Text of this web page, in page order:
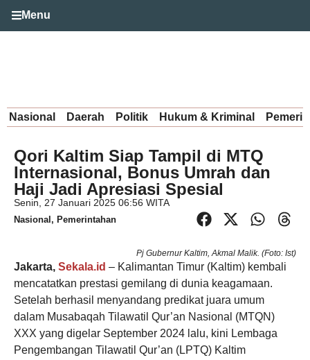
Menu
Nasional Daerah Politik Hukum & Kriminal
Qori Kaltim Siap Tampil di MTQ
Internasional, Bonus Umrah dan
Haji Jadi Apresiasi Spesial
Senin, 27 Januari 2025 06:56 WITA
Nasional, Pemerintahan
Pj Gubernur Kaltim, Akmal Malik. (Foto: Ist)
Jakarta, Sekala.id – Kalimantan Timur (Kaltim) kembali
mencatatkan prestasi gemilang di dunia keagamaan.
Setelah berhasil menyandang predikat juara umum
dalam Musabaqah Tilawatil Qur’an Nasional (MTQN)
XXX yang digelar September 2024 lalu, kini Lembaga
Pengembangan Tilawatil Qur’an (LPTQ) Kaltim